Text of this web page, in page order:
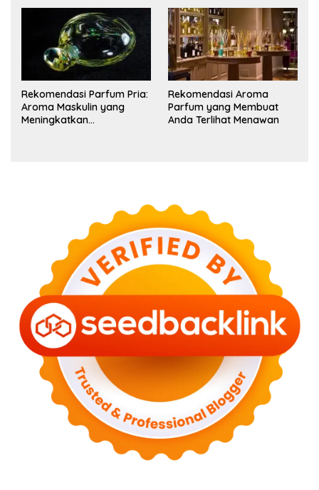
Rekomendasi Parfum Pria:
Aroma Maskulin yang
Meningkatkan
Rekomendasi Aroma
Parfum yang Membuat
Anda Terlihat Menawan